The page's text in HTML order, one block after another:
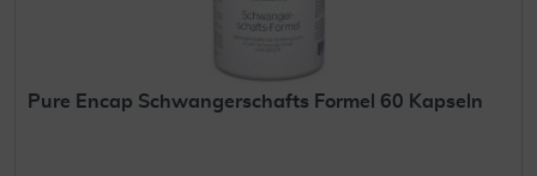
Pure Encap Schwangerschafts Formel 60 Kapseln